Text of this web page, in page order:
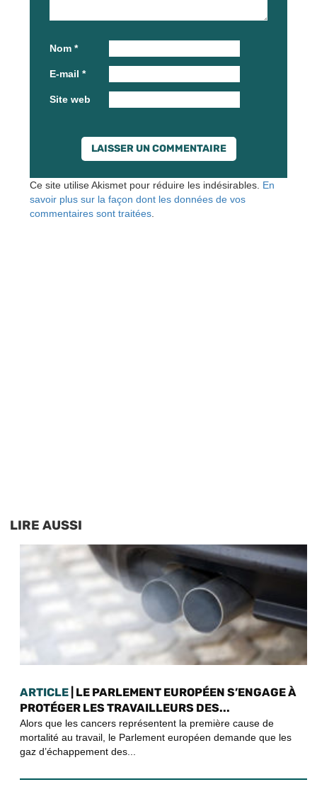
Nom *
E-mail *
Site web
Ce site utilise Akismet pour réduire les indésirables. En
savoir plus sur la façon dont les données de vos
commentaires sont traitées
LIRE AUSSI
ARTICLE | LE PARLEMENT EUROPÉEN S’ENGAGE À
PROTÉGER LES TRAVAILLEURS DES...
Alors que les cancers représentent la première cause de
mortalité au travail, le Parlement européen demande que les
gaz d’échappement des...